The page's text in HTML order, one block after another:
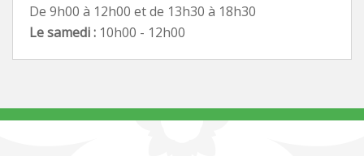
De 9h00 à 12h00 et de 13h30 à 18h30
Le samedi : 10h00 - 12h00